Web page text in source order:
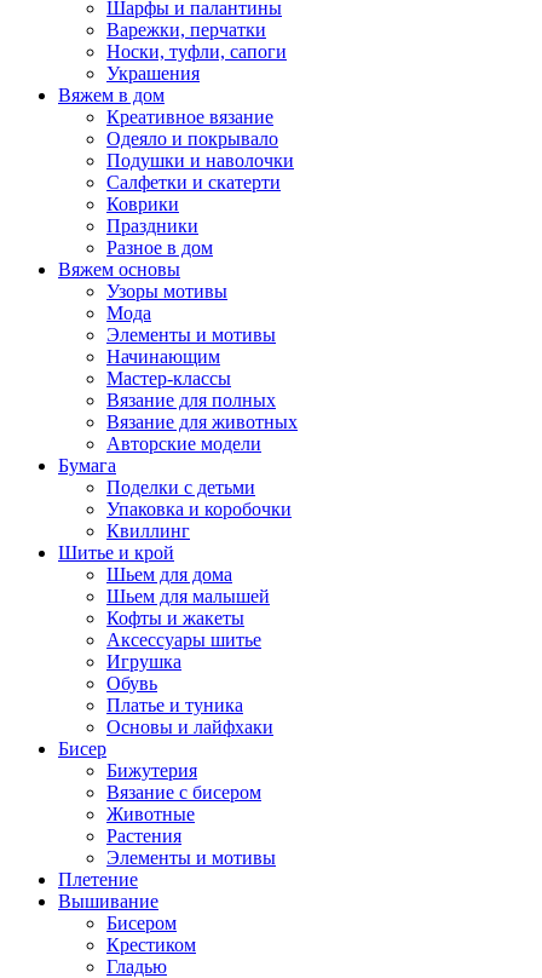
Шарфы и палантины
Варежки, перчатки
Носки, туфли, сапоги
Украшения
Вяжем в дом
Креативное вязание
Одеяло и покрывало
Подушки и наволочки
Салфетки и скатерти
Коврики
Праздники
Разное в дом
Вяжем основы
Узоры мотивы
Мода
Элементы и мотивы
Начинающим
Мастер-классы
Вязание для полных
Вязание для животных
Авторские модели
Бумага
Поделки с детьми
Упаковка и коробочки
Квиллинг
Шитье и крой
Шьем для дома
Шьем для малышей
Кофты и жакеты
Аксессуары шитье
Игрушка
Обувь
Платье и туника
Основы и лайфхаки
Бисер
Бижутерия
Вязание с бисером
Животные
Растения
Элементы и мотивы
Плетение
Вышивание
Бисером
Крестиком
Гладью